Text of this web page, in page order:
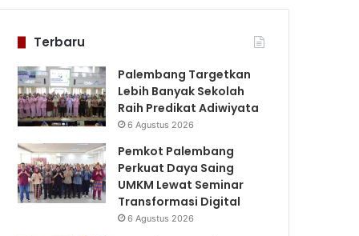
Terbaru
Palembang Targetkan
Lebih Banyak Sekolah
Raih Predikat Adiwiyata
6 Agustus 2026
Pemkot Palembang
Perkuat Daya Saing
UMKM Lewat Seminar
Transformasi Digital
6 Agustus 2026